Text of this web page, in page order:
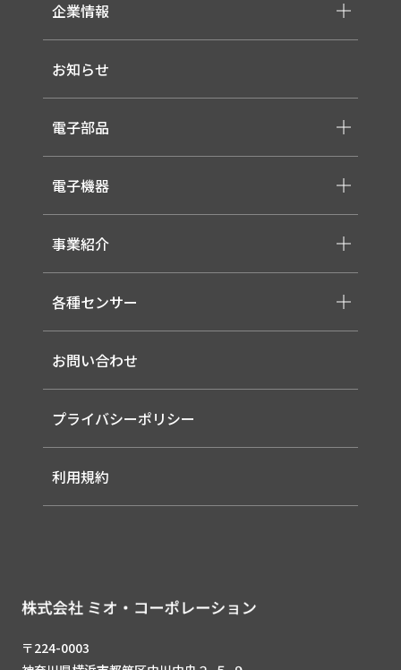
〒224-0003
企業情報
-メッセージ・理念
-会社概要
-採用情報
お知らせ
電子部品
-スイッチ ・ジャック ・コネクタ・LED
-ケーブル・ハーネス・FFC
-医療用 ACアダプター
-各種モジュール
-取り扱いメーカー一覧
電子機器
-低温用LED照明
-直管形LEDランプ
-高天井LED
-LED信号灯
-ソーラー式LED 照明灯
-ルーター（LTE / Wi-Fiルーター）
事業紹介
-サービス概要
-事業領域
-EMS
各種センサー
-バイタルセンサー
-AIセンサー
お問い合わせ
プライバシーポリシー
利用規約